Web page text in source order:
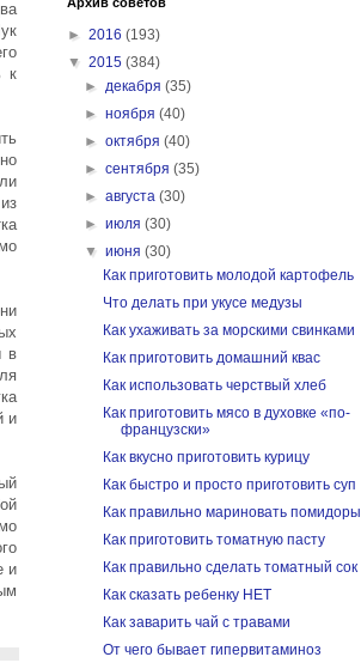
к
в
и
и
► 2016 (193)
▼ 2015 (384)
►декабря(35)
►ноября(40)
►октября(40)
►сентября(35)
►августа(30)
►июля(30)
▼июня(30)
Как приготовить молодой картофель
Что делать при укусе медузы
Как ухаживать за морскими свинками
Как приготовить домашний квас
Как использовать черствый хлеб
Как приготовить мясо в духовке «по-
французски»
Как вкусно приготовить курицу
Как быстро и просто приготовить суп
Как правильно мариновать помидоры
Как приготовить томатную пасту
Как правильно сделать томатный сок
Как сказать ребенку НЕТ
Как заварить чай с травами
От чего бывает гипервитаминоз